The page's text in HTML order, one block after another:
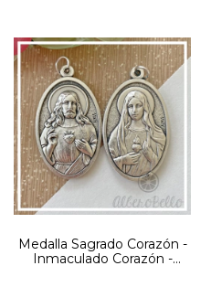
Medalla Sagrado Corazón -
Inmaculado Corazón -